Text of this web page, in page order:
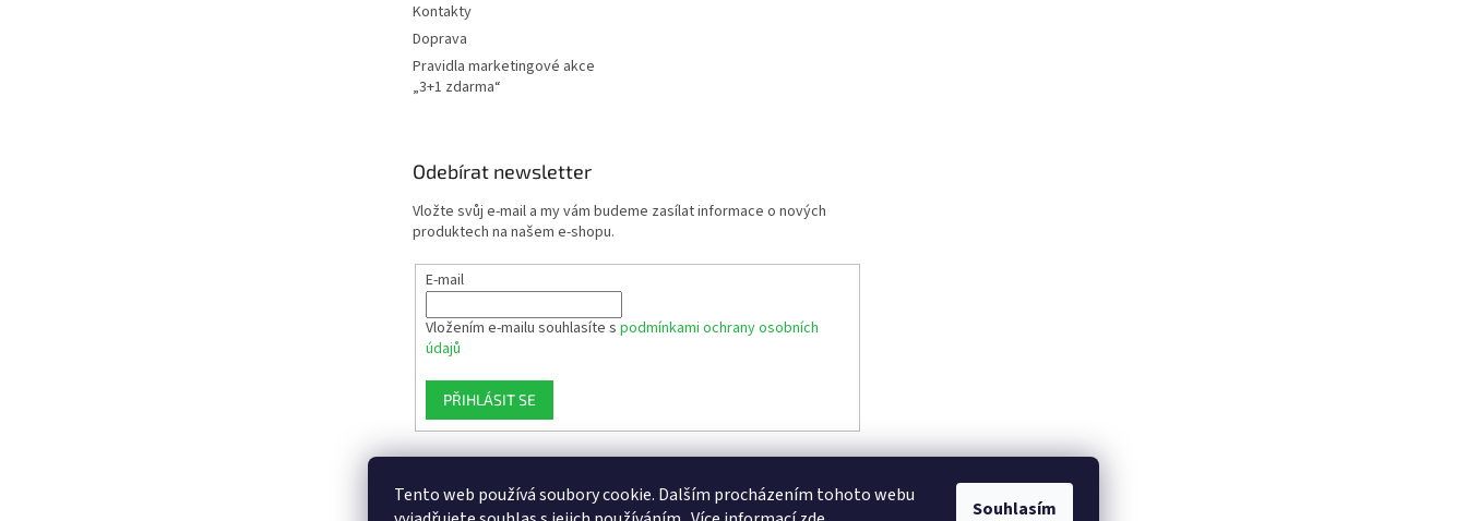
Tento web používá soubory cookie. Dalším procházením tohoto webu
Souhlasím
Kontakty
Doprava
Pravidla marketingové akce
„3+1 zdarma“
Odebírat newsletter
Vložte svůj e-mail a my vám budeme zasílat informace o nových
produktech na našem e-shopu.
E-mail
Vložením e-mailu souhlasíte s podmínkami ochrany osobních
údajů
PŘIHLÁSIT SE